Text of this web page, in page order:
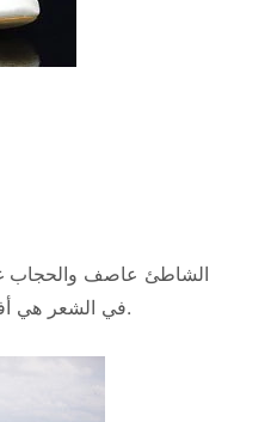
الشاطئ عاصف والحجاب
في الشعر هي أفضل خيار لإكسسوارات الشعر.